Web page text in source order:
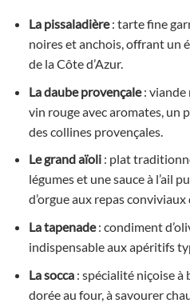
La pissaladière: tarte fine
noires et anchois, offrant un
de la Côte d’Azur.
La daube provençale: viande
vin rouge avec aromates,
des collines provençales.
Le grand aïoli: plat
légumes et une sauce à l’ail
d’orgue aux repas
La tapenade: condiment
indispensable aux apéritifs
La socca: spécialité niçoise à
dorée au four, à savourer